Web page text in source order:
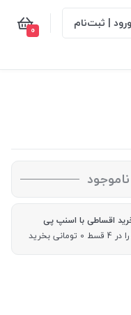
ورود | ثبت‌نام 0
ناموجود
اقساطی با اسنپ پی
بخرید